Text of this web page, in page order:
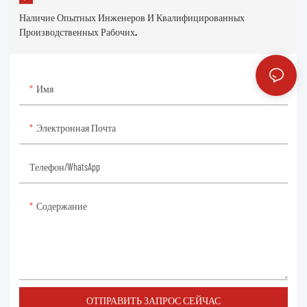
Наличие Опытных Инженеров И Квалифицированных
Производственных Рабочих.
Имя
Электронная Почта
Телефон/WhatsApp
Содержание
ОТПРАВИТЬ ЗАПРОС СЕЙЧАС